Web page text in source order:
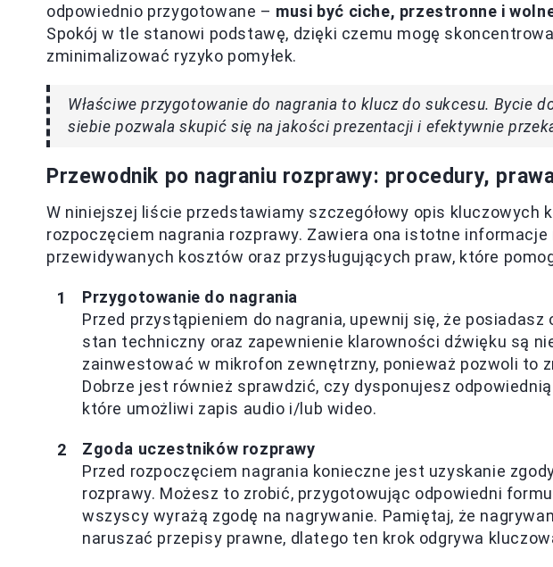
odpowiednio przygotowane – musi być ciche, przestronne i
Spokój w tle stanowi podstawę, dzięki czemu mogę
zminimalizować ryzyko pomyłek.
Właściwe przygotowanie do nagrania to klucz do sukcesu. Bycie
siebie pozwala skupić się na jakości prezentacji i efektywnie
Przewodnik po nagraniu rozprawy: procedury,
W niniejszej liście przedstawiamy szczegółowy opis kluczowych
rozpoczęciem nagrania rozprawy. Zawiera ona istotne
przewidywanych kosztów oraz przysługujących praw, które
Przygotowanie do nagrania
Przed przystąpieniem do nagrania, upewnij się, że
stan techniczny oraz zapewnienie klarowności dźwięku są
zainwestować w mikrofon zewnętrzny, ponieważ pozwoli to
Dobrze jest również sprawdzić, czy dysponujesz
które umożliwi zapis audio i/lub wideo.
Zgoda uczestników rozprawy
Przed rozpoczęciem nagrania konieczne jest uzyskanie
rozprawy. Możesz to zrobić, przygotowując odpowiedni
wszyscy wyrażą zgodę na nagrywanie. Pamiętaj, że
naruszać przepisy prawne, dlatego ten krok odgrywa